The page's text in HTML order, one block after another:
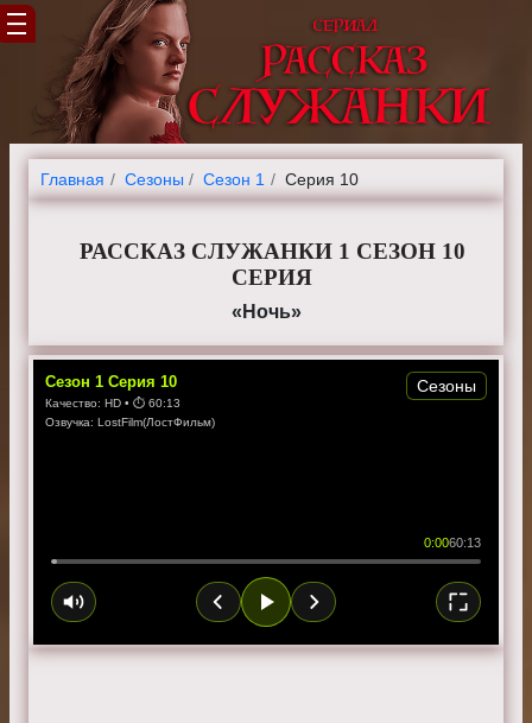
Главная Cезоны Сезон 1 Серия 10
РАССКАЗ СЛУЖАНКИ 1 СЕЗОН 10
СЕРИЯ
«Ночь»
Сезон 1 Серия 10
Качество: HD • ⏱ 60:13
Озвучка: LostFilm(ЛостФильм)
0:0060:13
Сезоны